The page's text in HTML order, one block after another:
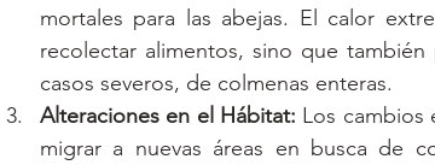
mortales para las abejas. El calor
recolectar alimentos, sino que
casos severos, de colmenas enteras.
Alteraciones en el Hábitat: Los cambios
migrar a nuevas áreas en busca de